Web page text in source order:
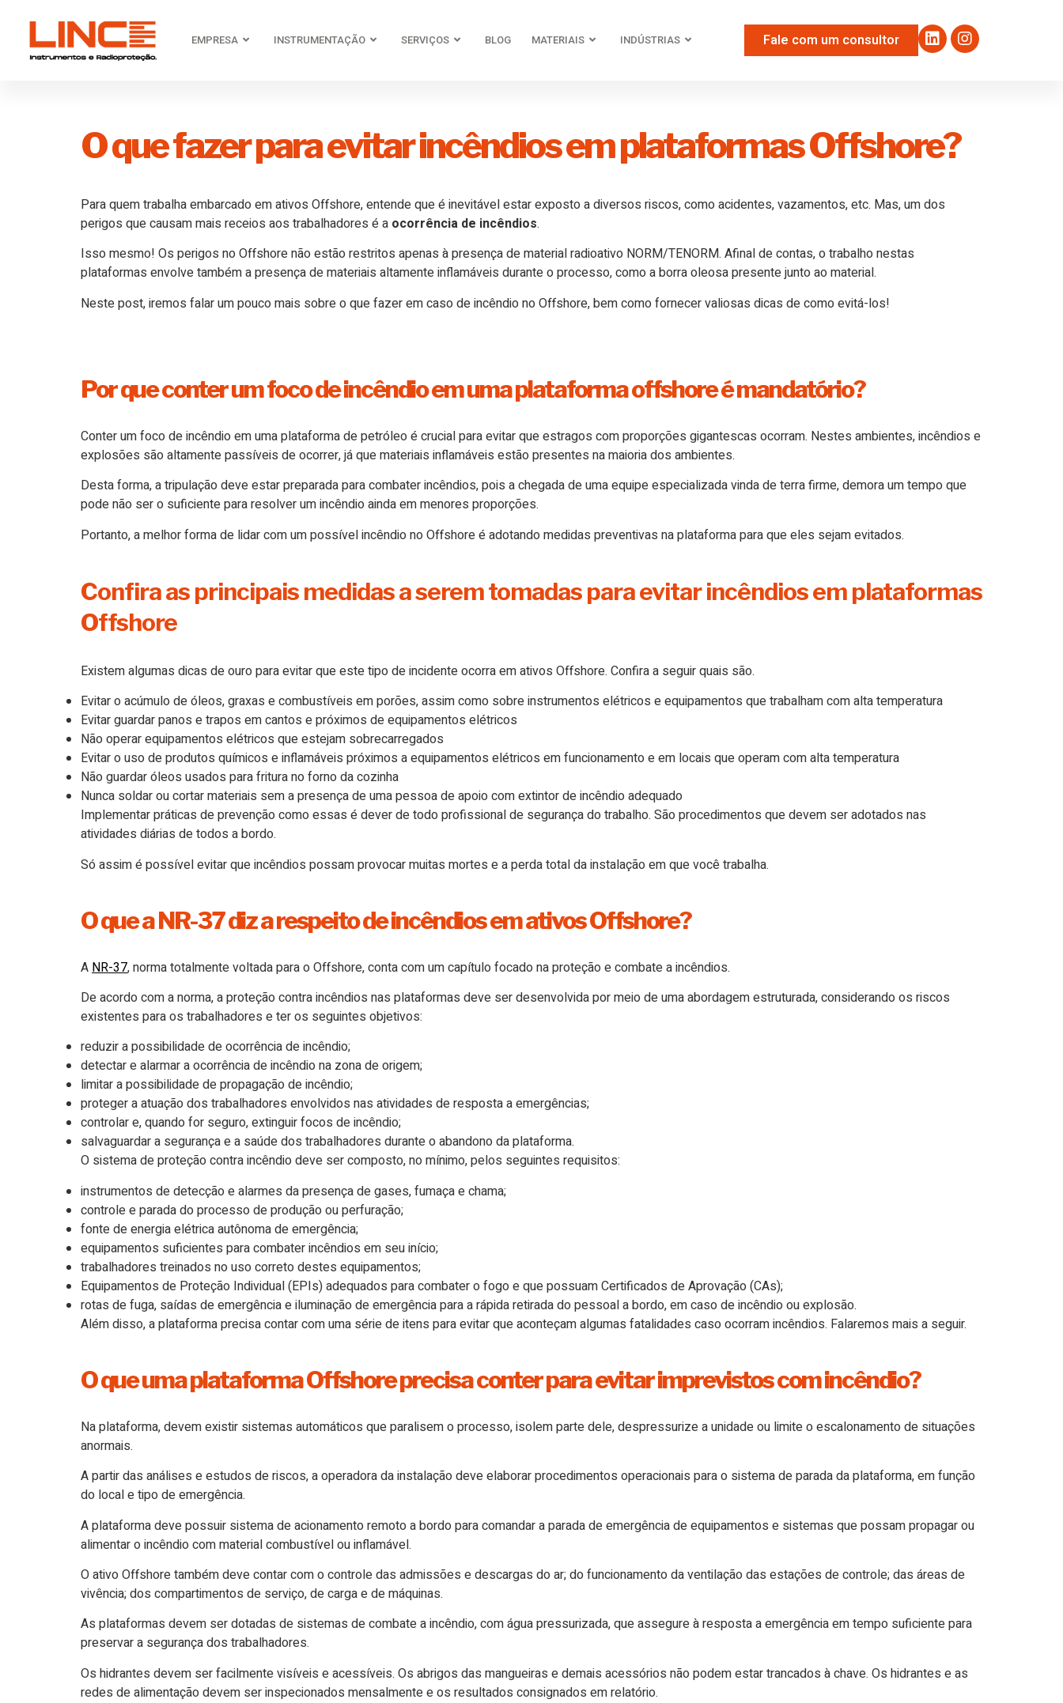
EMPRESA INSTRUMENTAÇÃO SERVIÇOS BLOG MATERIAIS INDÚSTRIAS Fale com um consultor
O que fazer para evitar incêndios em plataformas Offshore?
Para quem trabalha embarcado em ativos Offshore, entende que é inevitável estar exposto a diversos riscos, como acidentes, vazamentos, etc. Mas, um dos
perigos que causam mais receios aos trabalhadores é a ocorrência de incêndios.
Isso mesmo! Os perigos no Offshore não estão restritos apenas à presença de material radioativo NORM/TENORM. Afinal de contas, o trabalho nestas
plataformas envolve também a presença de materiais altamente inflamáveis durante o processo, como a borra oleosa presente junto ao material.
Neste post, iremos falar um pouco mais sobre o que fazer em caso de incêndio no Offshore, bem como fornecer valiosas dicas de como evitá-los!
Por que conter um foco de incêndio em uma plataforma offshore é mandatório?
Conter um foco de incêndio em uma plataforma de petróleo é crucial para evitar que estragos com proporções gigantescas ocorram. Nestes ambientes, incêndios e
explosões são altamente passíveis de ocorrer, já que materiais inflamáveis estão presentes na maioria dos ambientes.
Desta forma, a tripulação deve estar preparada para combater incêndios, pois a chegada de uma equipe especializada vinda de terra firme, demora um tempo que
pode não ser o suficiente para resolver um incêndio ainda em menores proporções.
Portanto, a melhor forma de lidar com um possível incêndio no Offshore é adotando medidas preventivas na plataforma para que eles sejam evitados.
Confira as principais medidas a serem tomadas para evitar incêndios em plataformas
Offshore
Existem algumas dicas de ouro para evitar que este tipo de incidente ocorra em ativos Offshore. Confira a seguir quais são.
Evitar o acúmulo de óleos, graxas e combustíveis em porões, assim como sobre instrumentos elétricos e equipamentos que trabalham com alta temperatura
Evitar guardar panos e trapos em cantos e próximos de equipamentos elétricos
Não operar equipamentos elétricos que estejam sobrecarregados
Evitar o uso de produtos químicos e inflamáveis próximos a equipamentos elétricos em funcionamento e em locais que operam com alta temperatura
Não guardar óleos usados para fritura no forno da cozinha
Nunca soldar ou cortar materiais sem a presença de uma pessoa de apoio com extintor de incêndio adequado
Implementar práticas de prevenção como essas é dever de todo profissional de segurança do trabalho. São procedimentos que devem ser adotados nas
atividades diárias de todos a bordo.
Só assim é possível evitar que incêndios possam provocar muitas mortes e a perda total da instalação em que você trabalha.
O que a NR-37 diz a respeito de incêndios em ativos Offshore?
A NR-37, norma totalmente voltada para o Offshore, conta com um capítulo focado na proteção e combate a incêndios.
De acordo com a norma, a proteção contra incêndios nas plataformas deve ser desenvolvida por meio de uma abordagem estruturada, considerando os riscos
existentes para os trabalhadores e ter os seguintes objetivos:
reduzir a possibilidade de ocorrência de incêndio;
detectar e alarmar a ocorrência de incêndio na zona de origem;
limitar a possibilidade de propagação de incêndio;
proteger a atuação dos trabalhadores envolvidos nas atividades de resposta a emergências;
controlar e, quando for seguro, extinguir focos de incêndio;
salvaguardar a segurança e a saúde dos trabalhadores durante o abandono da plataforma.
O sistema de proteção contra incêndio deve ser composto, no mínimo, pelos seguintes requisitos:
instrumentos de detecção e alarmes da presença de gases, fumaça e chama;
controle e parada do processo de produção ou perfuração;
fonte de energia elétrica autônoma de emergência;
equipamentos suficientes para combater incêndios em seu início;
trabalhadores treinados no uso correto destes equipamentos;
Equipamentos de Proteção Individual (EPIs) adequados para combater o fogo e que possuam Certificados de Aprovação (CAs);
rotas de fuga, saídas de emergência e iluminação de emergência para a rápida retirada do pessoal a bordo, em caso de incêndio ou explosão.
Além disso, a plataforma precisa contar com uma série de itens para evitar que aconteçam algumas fatalidades caso ocorram incêndios. Falaremos mais a seguir.
O que uma plataforma Offshore precisa conter para evitar imprevistos com incêndio?
Na plataforma, devem existir sistemas automáticos que paralisem o processo, isolem parte dele, despressurize a unidade ou limite o escalonamento de situações
anormais.
A partir das análises e estudos de riscos, a operadora da instalação deve elaborar procedimentos operacionais para o sistema de parada da plataforma, em função
do local e tipo de emergência.
A plataforma deve possuir sistema de acionamento remoto a bordo para comandar a parada de emergência de equipamentos e sistemas que possam propagar ou
alimentar o incêndio com material combustível ou inflamável.
O ativo Offshore também deve contar com o controle das admissões e descargas do ar; do funcionamento da ventilação das estações de controle; das áreas de
vivência; dos compartimentos de serviço, de carga e de máquinas.
As plataformas devem ser dotadas de sistemas de combate a incêndio, com água pressurizada, que assegure à resposta a emergência em tempo suficiente para
preservar a segurança dos trabalhadores.
Os hidrantes devem ser facilmente visíveis e acessíveis. Os abrigos das mangueiras e demais acessórios não podem estar trancados à chave. Os hidrantes e as
redes de alimentação devem ser inspecionados mensalmente e os resultados consignados em relatório.